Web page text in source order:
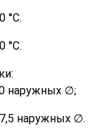
°C.
°C.
наружных ∅;
наружных ∅.